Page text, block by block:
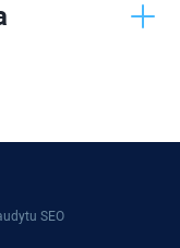
SEO